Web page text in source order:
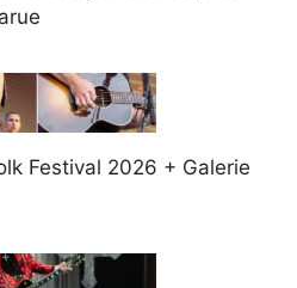
Festival 2026 + Galerie